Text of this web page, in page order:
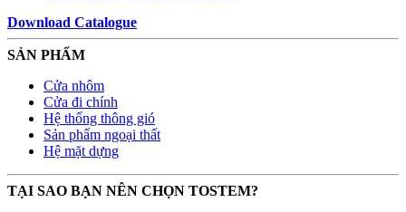
Download Catalogue
SẢN PHẨM
Cửa nhôm
Cửa đi chính
Hệ thống thông gió
Sản phẩm ngoại thất
Hệ mặt dựng
TẠI SAO BẠN NÊN CHỌN TOSTEM?